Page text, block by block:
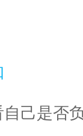
己是否